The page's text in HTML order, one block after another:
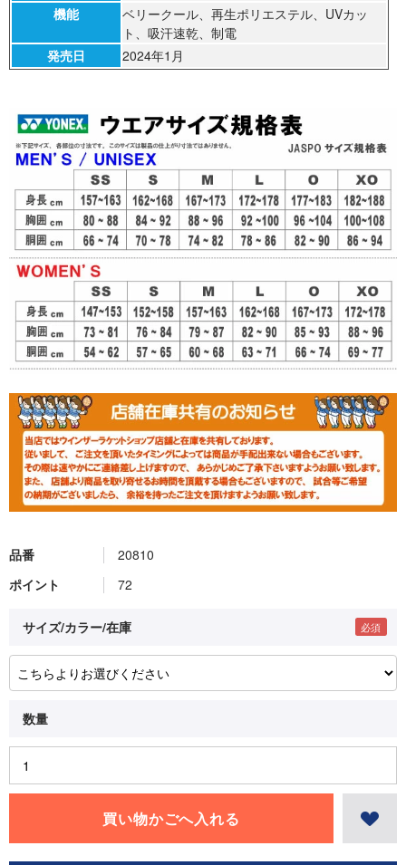
品番
20810
ポイント
72
サイズ/カラー/在庫
機能
ベリークール、再生ポリエステル、UVカッ
ト、吸汗速乾、制電
発売日
2024年1月